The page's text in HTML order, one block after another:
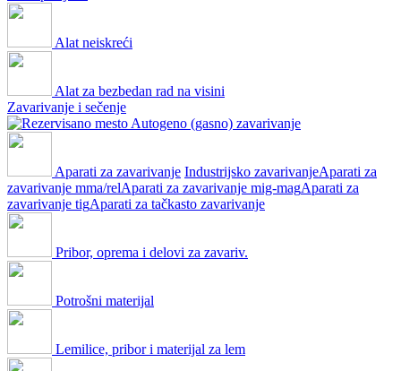
Alat neiskreći
Alat za bezbedan rad na visini
Zavarivanje i sečenje
Autogeno (gasno) zavarivanje
Aparati za zavarivanje Industrijsko zavarivanjeAparati za
zavarivanje mma/relAparati za zavarivanje mig-magAparati za
zavarivanje tigAparati za tačkasto zavarivanje
Pribor, oprema i delovi za zavariv.
Potrošni materijal
Lemilice, pribor i materijal za lem